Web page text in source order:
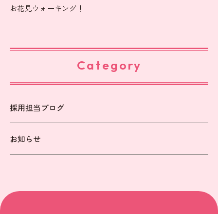
お花見ウォーキング！
Category
採用担当ブログ
お知らせ